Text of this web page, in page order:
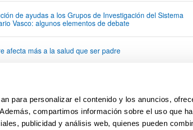
para personalizar el contenido y los anuncios,
compartimos información sobre el uso que
publicidad y análisis web, quienes pueden
de ayudas a los Grupos de
de ayudas a los Grupos de Investigación del Sistema
Vasco: algunos elementos de debate
afecta más a la salud que ser padre
afecta más a la salud que ser padre
la posición 358 en el Ranking
Eraikuntza lanak se alían
Eraikuntza lanak se alían para acelerar la
de la construcción